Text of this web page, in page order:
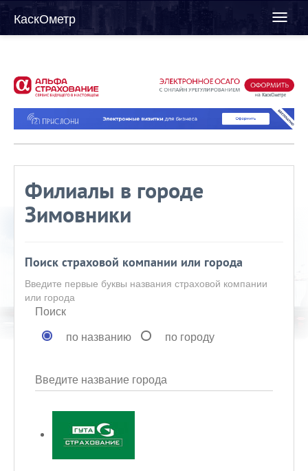
Toggle
КаскОметр
Филиалы в городе
Зимовники
Поиск страховой компании или города
Введите первые буквы названия страховой компании
или города
Поиск
по названию
по городу
Введите название города